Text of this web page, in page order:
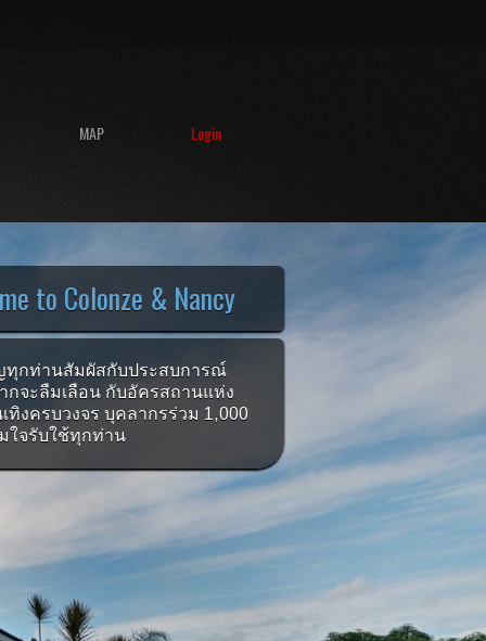
MAP Login
to Colonze & Nancy
ทุกท่านสัมผัสกับประสบการณ์
กจะลืมเลือน กับอัครสถานแห่ง
ทิงครบวงจร บุคลากรร่วม 1,000
ใจรับใช้ทุกท่าน